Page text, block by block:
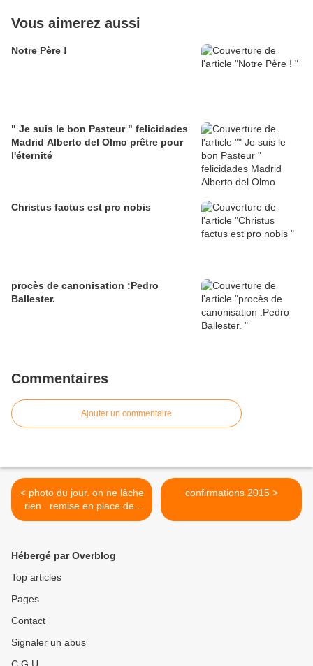
Vous aimerez aussi
Notre Père !
" Je suis le bon Pasteur " felicidades
Madrid Alberto del Olmo prêtre pour
l'éternité
Christus factus est pro nobis
procès de canonisation :Pedro
Ballester.
Commentaires
Ajouter un commentaire
< photo du jour. on ne lâche
rien . remise en place des
croix .
confirmations 2015 >
Hébergé par Overblog
Top articles
Pages
Contact
Signaler un abus